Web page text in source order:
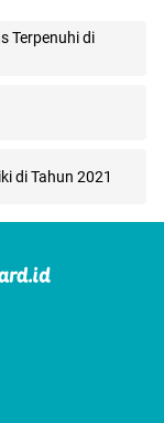
Terpenuhi di
di Tahun 2021